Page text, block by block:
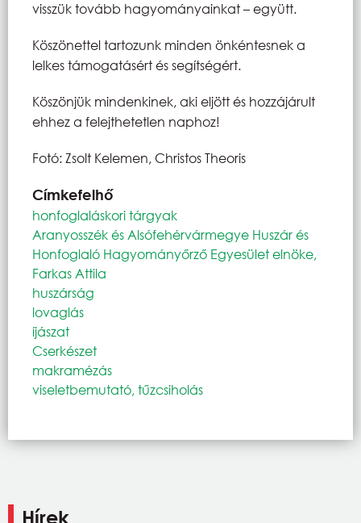
visszük tovább hagyományainkat – együtt.
Köszönettel tartozunk minden önkéntesnek a
lelkes támogatásért és segítségért.
Köszönjük mindenkinek, aki eljött és hozzájárult
ehhez a felejthetetlen naphoz!
Fotó: Zsolt Kelemen, Christos Theoris
Címkefelhő
honfoglaláskori tárgyak
Aranyosszék és Alsófehérvármegye Huszár és
Honfoglaló Hagyományőrző Egyesület elnöke,
Farkas Attila
huszárság
lovaglás
íjászat
Cserkészet
makramézás
viseletbemutató, tűzcsiholás
Hírek